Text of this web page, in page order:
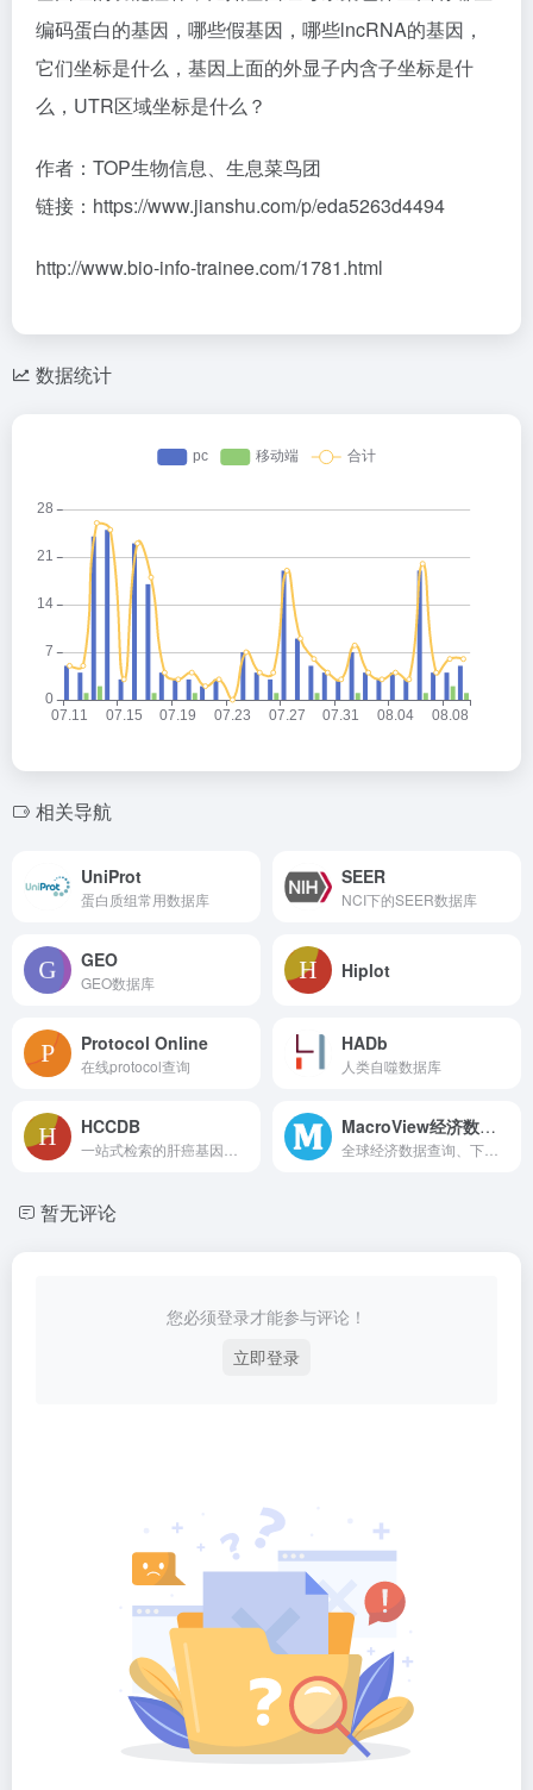
编码蛋白的基因，哪些假基因，哪些lncRNA的基因，
它们坐标是什么，基因上面的外显子内含子坐标是什
么，UTR区域坐标是什么？
作者：TOP生物信息、生息菜鸟团
链接：https://www.jianshu.com/p/eda5263d4494
http://www.bio-info-trainee.com/1781.html
数据统计
相关导航
UniProt
蛋白质组常用数据库
SEER
NCI下的SEER数据库
GEO
GEO数据库
Hiplot
Protocol Online
在线protocol查询
HADb
人类自噬数据库
HCCDB MacroView经济数据库
暂无评论
您必须登录才能参与评论！
立即登录